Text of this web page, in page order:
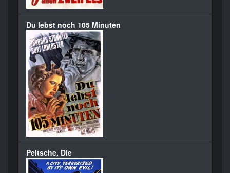
Du lebst noch 105 Minuten
Peitsche, Die